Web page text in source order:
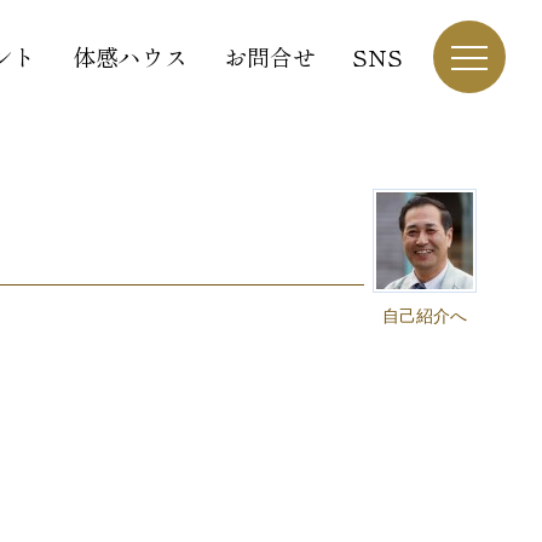
ト 体感ハウス お問合せ SNS
自己紹介へ